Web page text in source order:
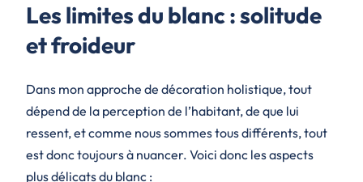
Les limites du blanc : solitude
et froideur
Dans mon approche de décoration holistique, tout
dépend de la perception de l’habitant, de que lui
ressent, et comme nous sommes tous différents, tout
est donc toujours à nuancer. Voici donc les aspects
plus délicats du blanc :